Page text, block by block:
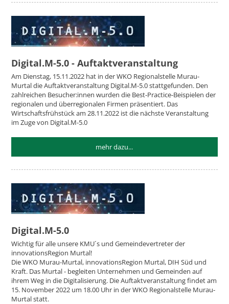
Digital.M-5.0 - Auftaktveranstaltung
Am Dienstag, 15.11.2022 hat in der WKO Regionalstelle Murau-
Murtal die Auftaktveranstaltung Digital.M-5.0 stattgefunden. Den
zahlreichen Besucher:innen wurden die Best-Practice-Beispielen der
regionalen und überregionalen Firmen präsentiert. Das
Wirtschaftsfrühstück am 28.11.2022 ist die nächste Veranstaltung
im Zuge von Digital.M-5.0
mehr dazu...
Digital.M-5.0
Wichtig für alle unsere KMU´s und Gemeindevertreter der
innovationsRegion Murtal!
Die WKO Murau-Murtal, innovationsRegion Murtal, DIH Süd und
Kraft. Das Murtal - begleiten Unternehmen und Gemeinden auf
ihrem Weg in die Digitalisierung. Die Auftaktveranstaltung findet am
15. November 2022 um 18.00 Uhr in der WKO Regionalstelle Murau-
Murtal statt.